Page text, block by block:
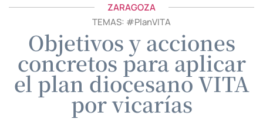
ZARAGOZA
TEMAS: #PlanVITA
Objetivos y acciones
concretos para aplicar
el plan diocesano VITA
por vicarías